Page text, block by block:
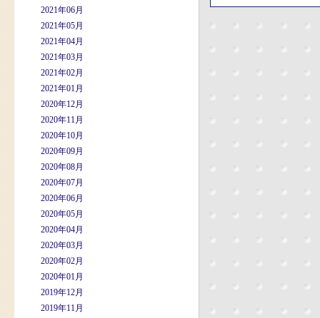
2021年06月
2021年05月
2021年04月
2021年03月
2021年02月
2021年01月
2020年12月
2020年11月
2020年10月
2020年09月
2020年08月
2020年07月
2020年06月
2020年05月
2020年04月
2020年03月
2020年02月
2020年01月
2019年12月
2019年11月